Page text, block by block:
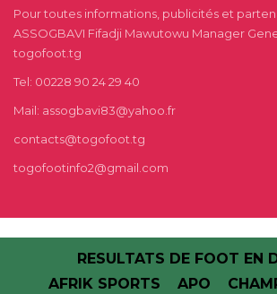
Pour toutes informations, publicités et
ASSOGBAVI Fifadji Mawutowu Manager
togofoot.tg
Tel: 00228 90 24 29 40
Mail: assogbavi83@yahoo.fr
contacts@togofoot.tg
togofootinfo2@gmail.com
RESULTATS DE FOOT EN
AFRIK SPORTS
APO